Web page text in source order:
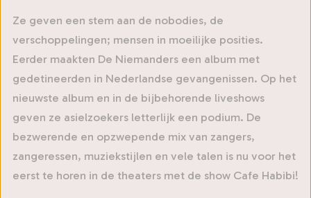
Ze geven een stem aan de nobodies, de
verschoppelingen; mensen in moeilijke posities.
Eerder maakten De Niemanders een album met
gedetineerden in Nederlandse gevangenissen. Op het
nieuwste album en in de bijbehorende liveshows
geven ze asielzoekers letterlijk een podium. De
bezwerende en opzwepende mix van zangers,
zangeressen, muziekstijlen en vele talen is nu voor het
eerst te horen in de theaters met de show Cafe Habibi!